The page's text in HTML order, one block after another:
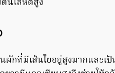
ผักที่มีเส้นใยอยู่สูงมากและเ